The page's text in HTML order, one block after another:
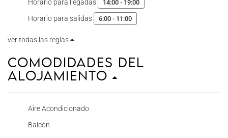
Horario para llegadas 14:00 - 19:00
Horario para salidas 6:00 - 11:00
ver todas las reglas
Comodidades del
Alojamiento
Aire Acondicionado
Balcón